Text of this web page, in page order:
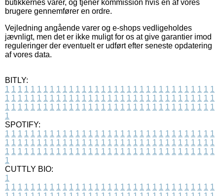
butikkernes varer, og tjener kommission hvis en af vores
brugere gennemfører en ordre.
Vejledning angående varer og e-shops vedligeholdes
jævnligt, men det er ikke muligt for os at give garantier imod
reguleringer der eventuelt er udført efter seneste opdatering
af vores data.
BITLY:
1 1 1 1 1 1 1 1 1 1 1 1 1 1 1 1 1 1 1 1 1 1 1 1 1 1 1 1 1 1 1 1 1
1 1 1 1 1 1 1 1 1 1 1 1 1 1 1 1 1 1 1 1 1 1 1 1 1 1 1 1 1 1 1 1 1
1 1 1 1 1 1 1 1 1 1 1 1 1 1 1 1 1 1 1 1 1 1 1 1 1 1 1 1 1 1 1 1 1
1
SPOTIFY:
1 1 1 1 1 1 1 1 1 1 1 1 1 1 1 1 1 1 1 1 1 1 1 1 1 1 1 1 1 1 1 1 1
1 1 1 1 1 1 1 1 1 1 1 1 1 1 1 1 1 1 1 1 1 1 1 1 1 1 1 1 1 1 1 1 1
1 1 1 1 1 1 1 1 1 1 1 1 1 1 1 1 1 1 1 1 1 1 1 1 1 1 1 1 1 1 1 1 1
1
CUTTLY BIO:
1
1 1 1 1 1 1 1 1 1 1 1 1 1 1 1 1 1 1 1 1 1 1 1 1 1 1 1 1 1 1 1 1 1